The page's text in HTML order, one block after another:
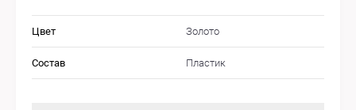
Цвет Золото
Состав Пластик